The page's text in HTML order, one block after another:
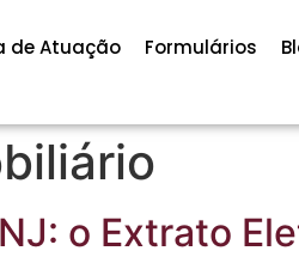
de Atuação Formulários
o Extrato